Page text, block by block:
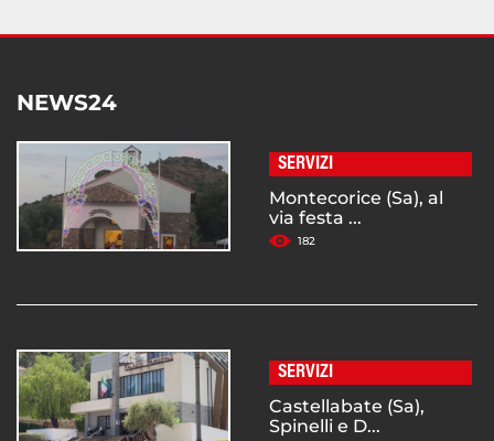
NEWS24
SERVIZI
Montecorice (Sa), al
via festa ...
182
SERVIZI
Castellabate (Sa),
Spinelli e D...